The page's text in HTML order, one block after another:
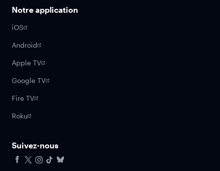
Notre application
iOS
Android
Apple TV
Google TV
Fire TV
Roku
Suivez-nous